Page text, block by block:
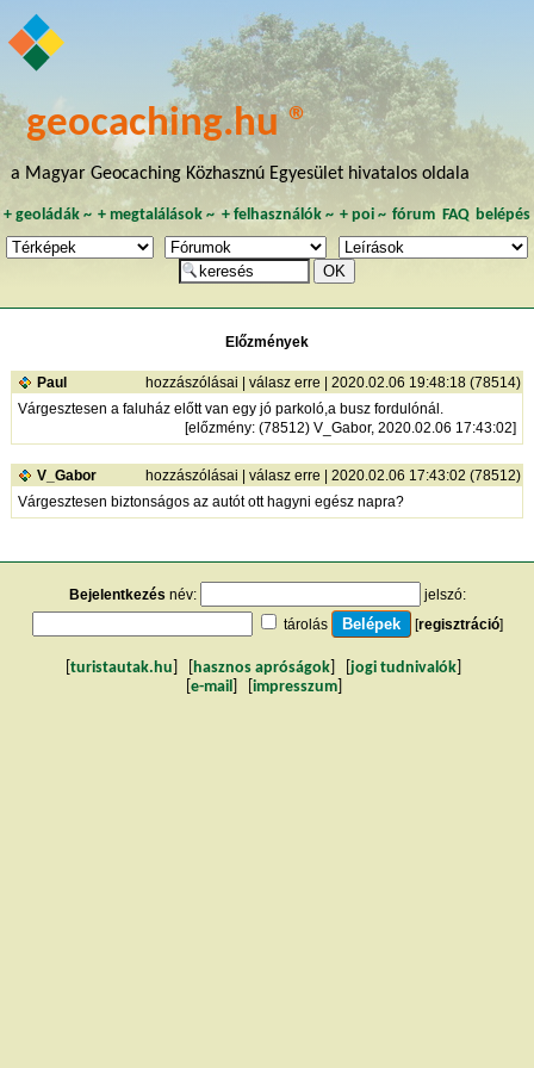
geocaching.hu ®
a Magyar Geocaching Közhasznú Egyesület hivatalos oldala
+ geoládák~ +megtalálások ~ + felhasználók~ + poi~ fórum FAQ belépés
Előzmények
Paul hozzászólásai | válasz erre | 2020.02.06 19:48:18 (78514)
Várgesztesen a faluház előtt van egy jó parkoló,a busz fordulónál.
[előzmény: (78512) V_Gabor, 2020.02.06 17:43:02]
V_Gabor hozzászólásai | válasz erre | 2020.02.06 17:43:02 (78512)
Várgesztesen biztonságos az autót ott hagyni egész napra?
Bejelentkezés név:
jelszó:
tárolás
[regisztráció]
turistautak.hu hasznos apróságok jogi tudnivalók
e-mail impresszum]